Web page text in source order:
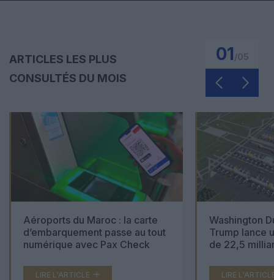
ARTICLES LES PLUS
CONSULTÉS DU MOIS
01
Aéroports du Maroc : la carte
d’embarquement passe au tout
numérique avec Pax Check
LIRE L'ARTICLE
Washington
Trump lance
de 22,5
LIRE